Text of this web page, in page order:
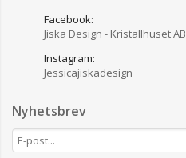
Facebook:
Jiska Design - Kristallhuset AB
Instagram:
Jessicajiskadesign
Nyhetsbrev